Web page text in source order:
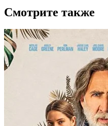
Смотрите также